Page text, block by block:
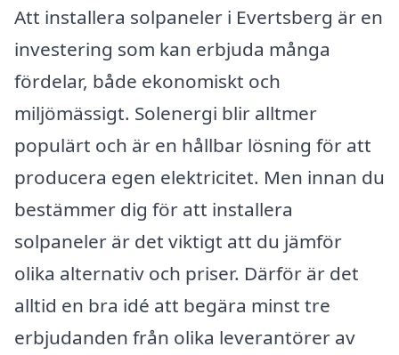
Att installera solpaneler i Evertsberg är en
investering som kan erbjuda många
fördelar, både ekonomiskt och
miljömässigt. Solenergi blir alltmer
populärt och är en hållbar lösning för att
producera egen elektricitet. Men innan du
bestämmer dig för att installera
solpaneler är det viktigt att du jämför
olika alternativ och priser. Därför är det
alltid en bra idé att begära minst tre
erbjudanden från olika leverantörer av